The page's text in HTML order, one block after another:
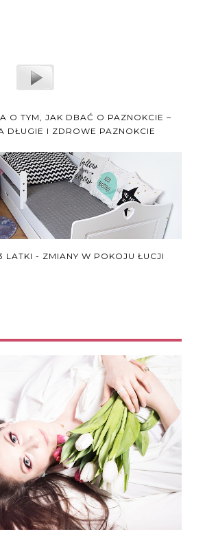
O TYM, JAK DBAĆ O PAZNOKCIE –
DŁUGIE I ZDROWE PAZNOKCIE
LATKI - ZMIANY W POKOJU ŁUCJI